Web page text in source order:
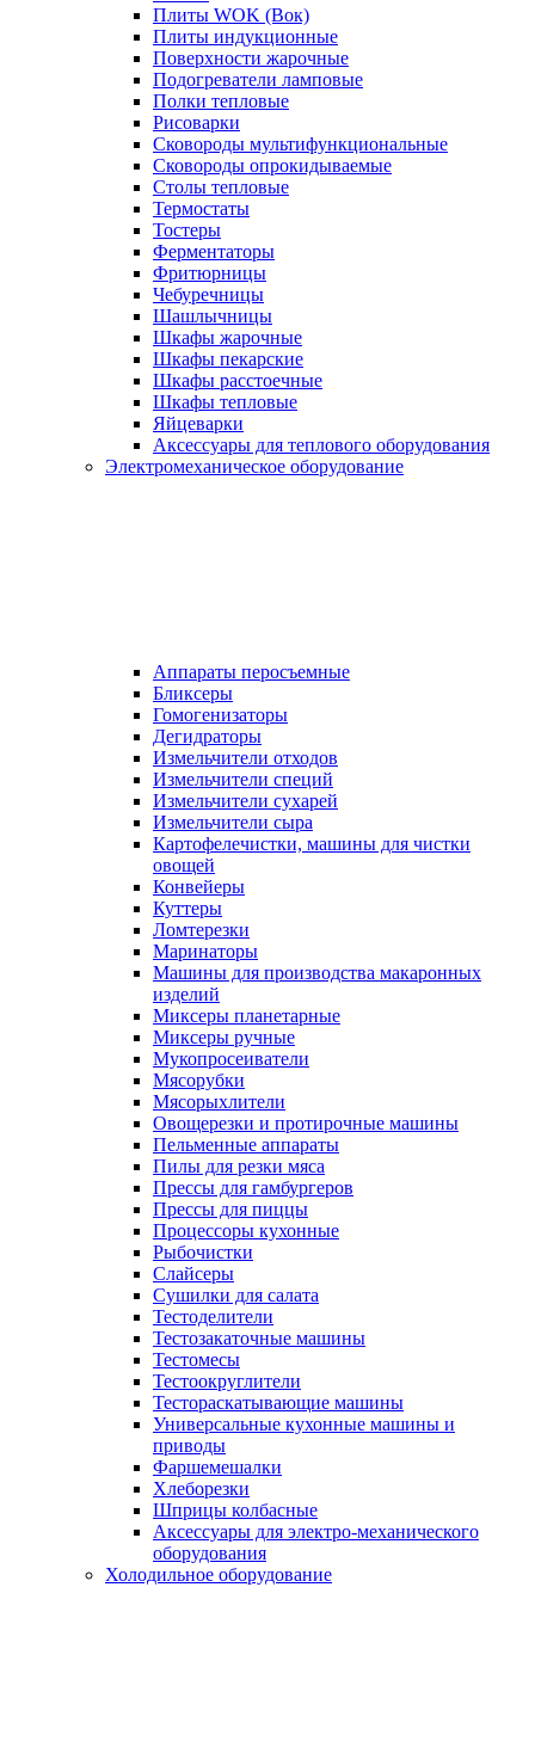
Плиты WOK (Вок)
Плиты индукционные
Поверхности жарочные
Подогреватели ламповые
Полки тепловые
Рисоварки
Сковороды мультифункциональные
Сковороды опрокидываемые
Столы тепловые
Термостаты
Тостеры
Ферментаторы
Фритюрницы
Чебуречницы
Шашлычницы
Шкафы жарочные
Шкафы пекарские
Шкафы расстоечные
Шкафы тепловые
Яйцеварки
Аксессуары для теплового оборудования
Электромеханическое оборудование
Аппараты перосъемные
Бликсеры
Гомогенизаторы
Дегидраторы
Измельчители отходов
Измельчители специй
Измельчители сухарей
Измельчители сыра
Картофелечистки, машины для чистки
овощей
Конвейеры
Куттеры
Ломтерезки
Маринаторы
Машины для производства макаронных
изделий
Миксеры планетарные
Миксеры ручные
Мукопросеиватели
Мясорубки
Мясорыхлители
Овощерезки и протирочные машины
Пельменные аппараты
Пилы для резки мяса
Прессы для гамбургеров
Прессы для пиццы
Процессоры кухонные
Рыбочистки
Слайсеры
Сушилки для салата
Тестоделители
Тестозакаточные машины
Тестомесы
Тестоокруглители
Тестораскатывающие машины
Универсальные кухонные машины и
приводы
Фаршемешалки
Хлеборезки
Шприцы колбасные
Аксессуары для электро-механического
оборудования
Холодильное оборудование